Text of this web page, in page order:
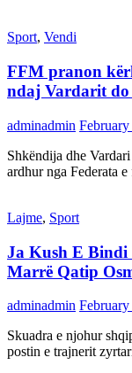
Sport, Vendi
FFM pranon
ndaj Vardarit do
adminadmin
Shkëndija dhe
ardhur nga Federata
Lajme, Sport
Ja Kush E Bindi
Marrë Qatip
adminadmin
Skuadra e njohur
postin e trajnerit